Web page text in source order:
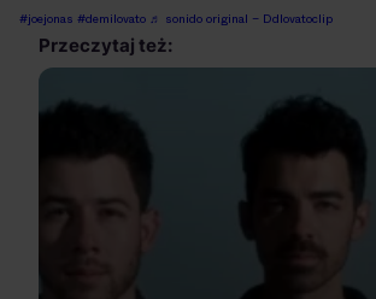
#joejonas #demilovato ♬ sonido original – Ddlovatoclip
Przeczytaj też: